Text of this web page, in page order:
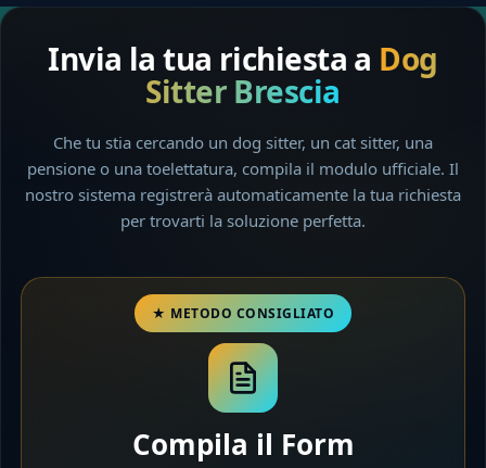
Invia la tua richiesta a Dog
Sitter Brescia
Che tu stia cercando un dog sitter, un cat sitter, una
pensione o una toelettatura, compila il modulo ufficiale. Il
nostro sistema registrerà automaticamente la tua richiesta
per trovarti la soluzione perfetta.
Compila il Form